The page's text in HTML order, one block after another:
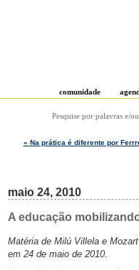
comunidade
Pesquise por palavras e/
« Na prática é diferente por
maio 24, 2010
A educação
Matéria de Milú Villela e
em 24 de maio de 2010.